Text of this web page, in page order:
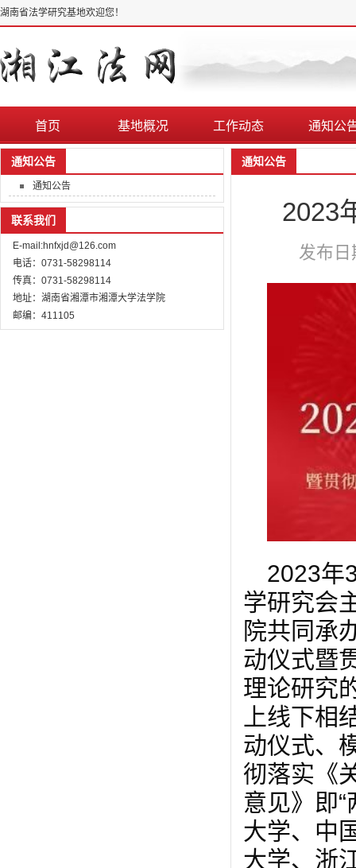
湖南省法学研究基地欢迎您！
首页 基地概况 工作动态 通知公
通知公告
通知公告
联系我们
E-mail:hnfxjd@126.com
电话：0731-58298114
传真：0731-58298114
地址：湖南省湘潭市湘潭大学法学院
邮编：411105
通知公告
2023
发布日
2023年
学研究会
院共同承
动仪式暨
理论研究
上线下相
动仪式、
彻落实《
意见》即
大学、中
大学、浙